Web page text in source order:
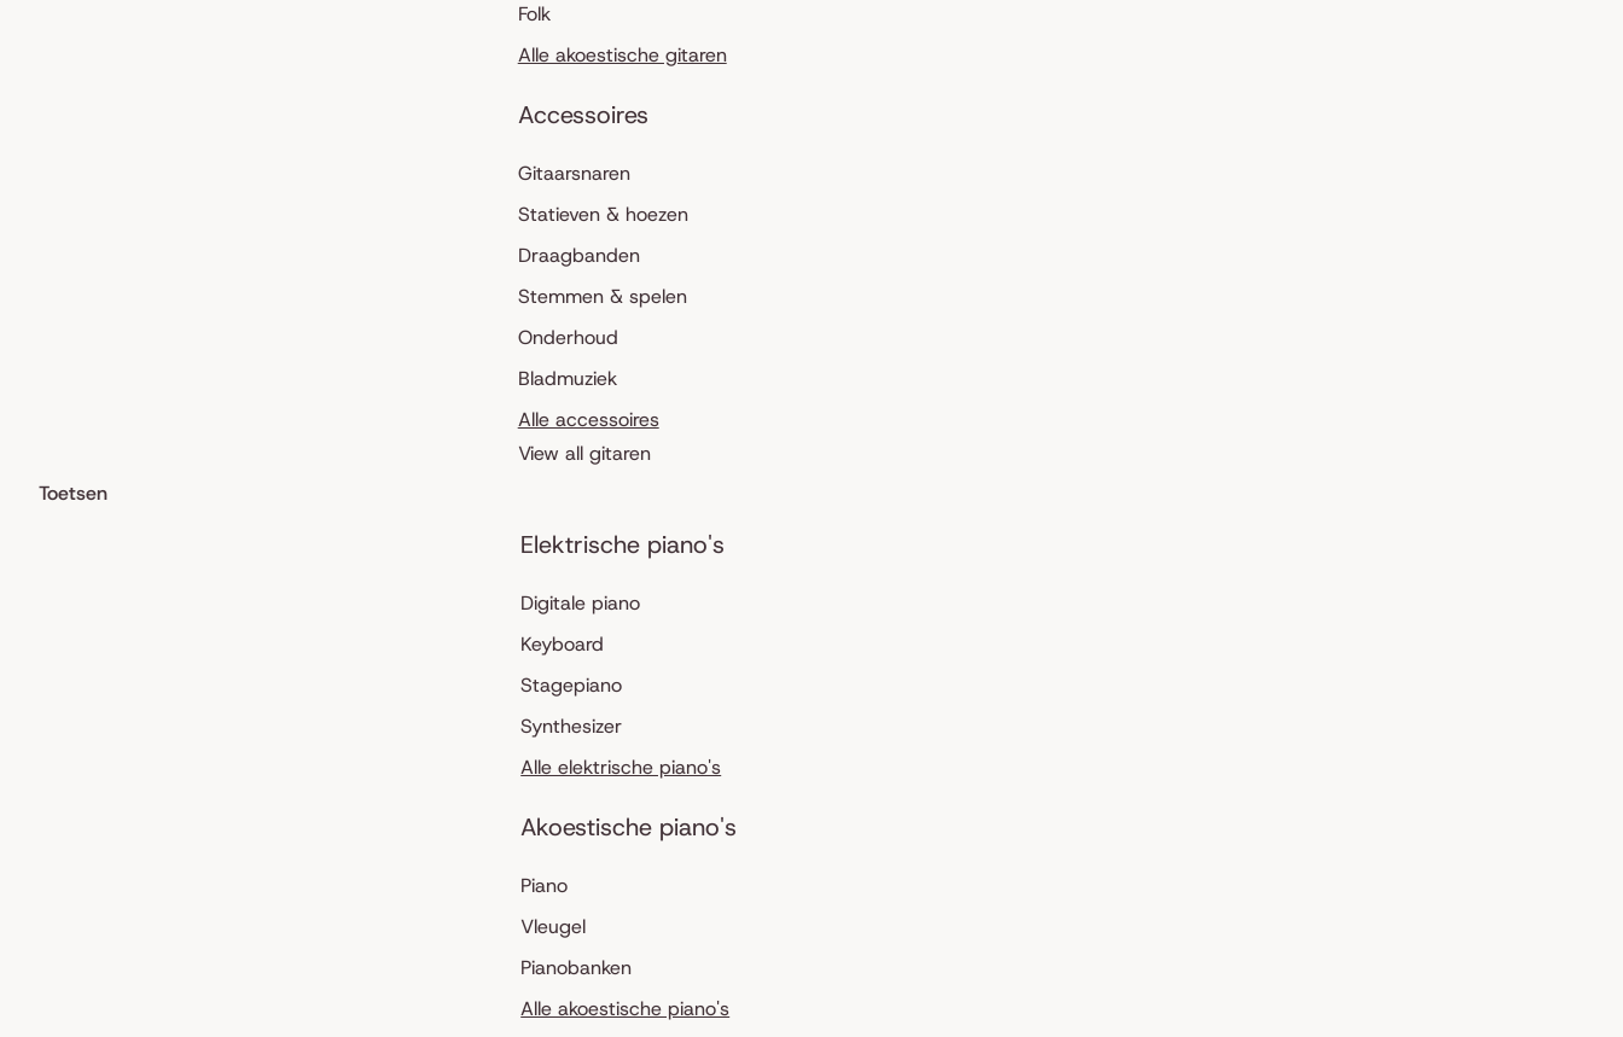
Folk
Alle akoestische gitaren
Accessoires
Gitaarsnaren
Statieven & hoezen
Draagbanden
Stemmen & spelen
Onderhoud
Bladmuziek
Alle accessoires
View all gitaren
Toetsen
Elektrische piano's
Digitale piano
Keyboard
Stagepiano
Synthesizer
Alle elektrische piano's
Akoestische piano's
Piano
Vleugel
Pianobanken
Alle akoestische piano's